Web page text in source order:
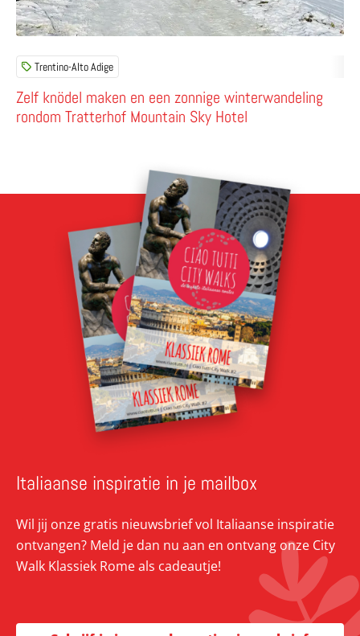
Zelf knödel maken en een zonnige winterwandeling
rondom Tratterhof Mountain Sky Hotel
Trentino-Alto Adige
Italiaanse inspiratie in je mailbox
Wil jij onze gratis nieuwsbrief vol Italiaanse inspiratie
ontvangen? Meld je dan nu aan en ontvang onze City
Walk Klassiek Rome als cadeautje!